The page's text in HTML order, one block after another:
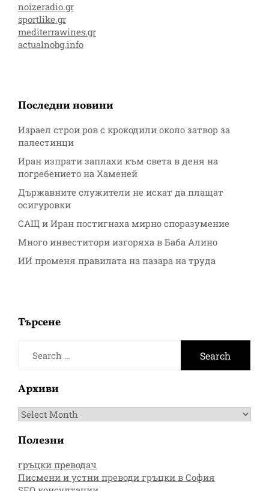
noizeradio.gr
sportlike.gr
mediterrawines.gr
actualnobg.info
Последни новини
Израел строи ров с крокодили около затвор за
палестинци
Иран изпрати заплахи към света в деня на
погребението на Хаменей
Държавните служители не искат да плащат
осигуровки
САЩ и Иран постигнаха мирно споразумение
Много инвеститори изгоряха в Баба Алино
ИИ променя правилата на пазара на труда
Търсене
Архиви
Архиви
Полезни
гръцки преводач
Писмени и устни преводи гръцки в София